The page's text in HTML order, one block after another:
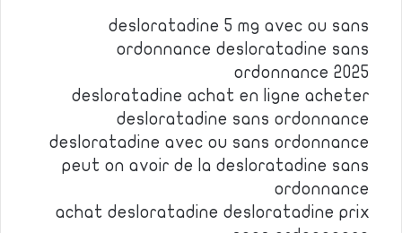
desloratadine 5 mg avec ou sans
ordonnance desloratadine sans
ordonnance 2025
desloratadine achat en ligne acheter
desloratadine sans ordonnance
desloratadine avec ou sans ordonnance
peut on avoir de la desloratadine sans
ordonnance
achat desloratadine desloratadine prix